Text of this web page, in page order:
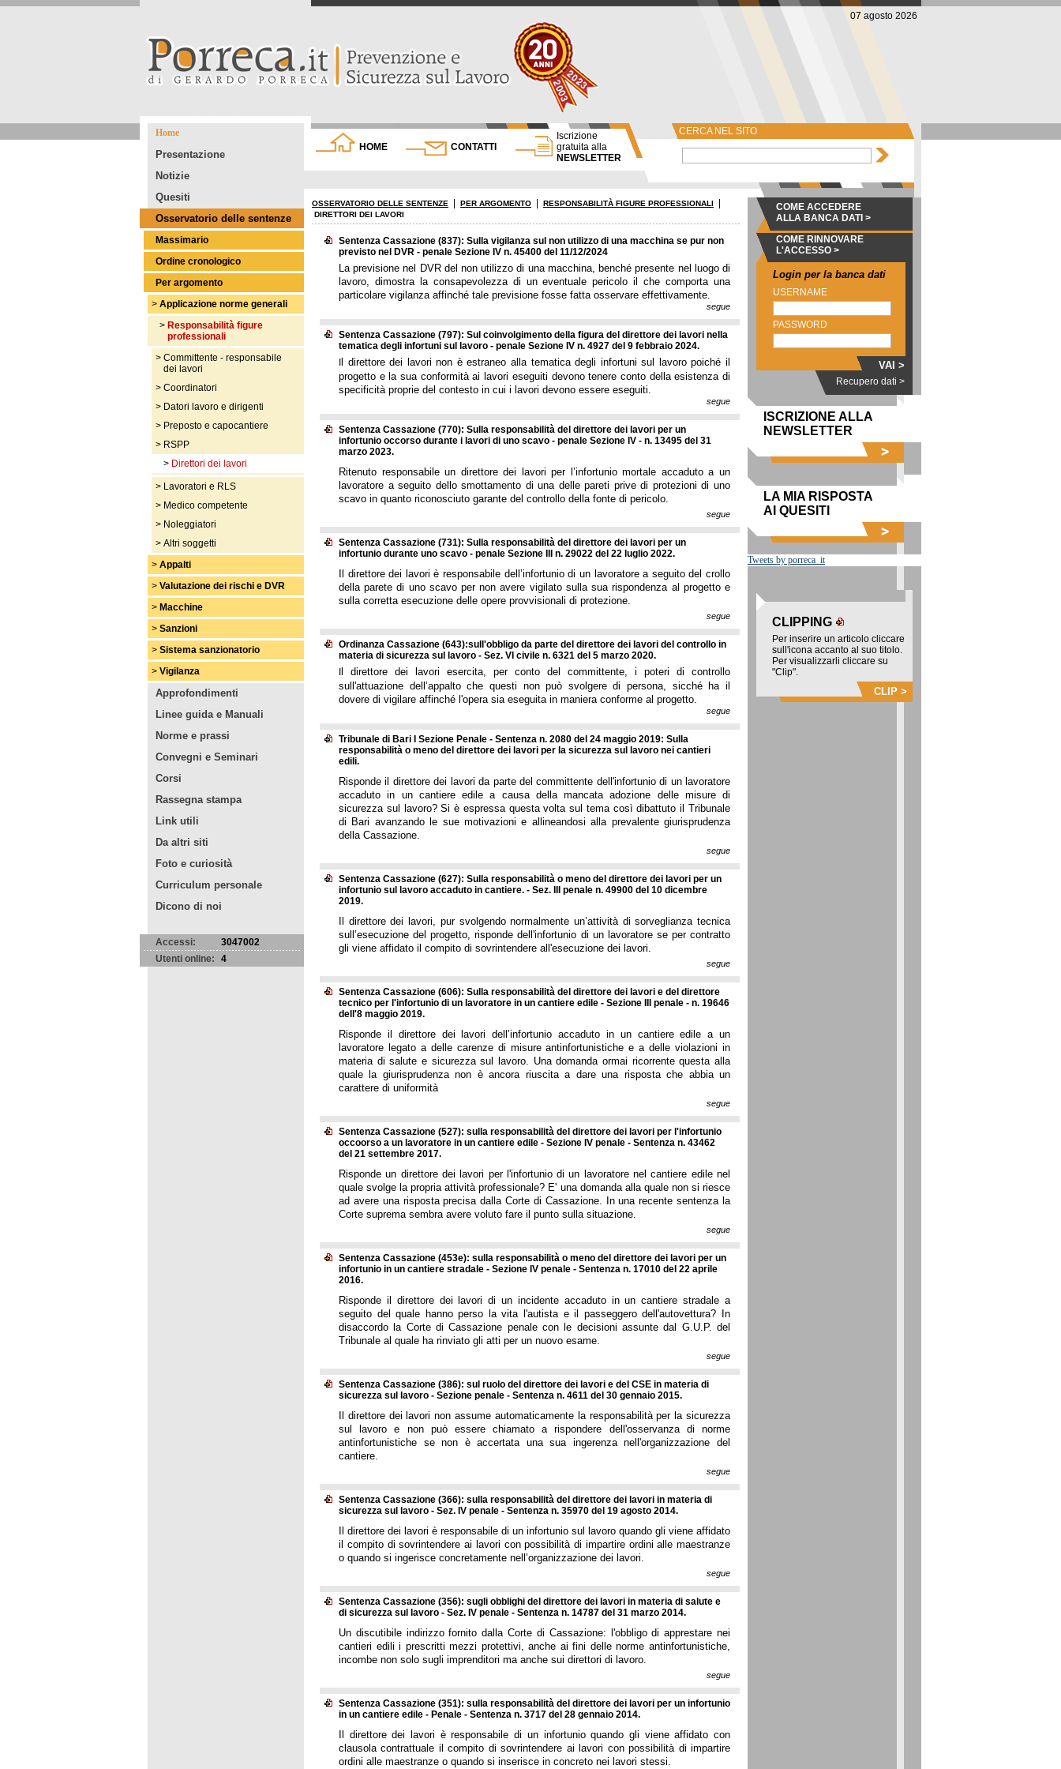
07 agosto 2026
Home
Presentazione
Notizie
Quesiti
Osservatorio delle sentenze
Massimario
Ordine cronologico
Per argomento
> Applicazione norme generali
> Responsabilità figure
professionali
> Committente - responsabile
dei lavori
> Coordinatori
> Datori lavoro e dirigenti
> Preposto e capocantiere
> RSPP
> Direttori dei lavori
> Lavoratori e RLS
> Medico competente
> Noleggiatori
> Altri soggetti
> Appalti
> Valutazione dei rischi e DVR
> Macchine
> Sanzioni
> Sistema sanzionatorio
> Vigilanza
Approfondimenti
Linee guida e Manuali
Norme e prassi
Convegni e Seminari
Corsi
Rassegna stampa
Link utili
Da altri siti
Foto e curiosità
Curriculum personale
Dicono di noi
Accessi:
3047002
Utenti online:
4
HOME CONTATTI
Iscrizione
gratuita alla
NEWSLETTER
CERCA NEL SITO
OSSERVATORIO DELLE SENTENZE PER ARGOMENTO RESPONSABILITÀ FIGURE PROFESSIONALI
DIRETTORI DEI LAVORI
Sentenza Cassazione (837): Sulla vigilanza sul non utilizzo di una macchina se pur non
previsto nel DVR - penale Sezione IV n. 45400 del 11/12/2024
La previsione nel DVR del non utilizzo di una macchina, benché presente nel luogo di
lavoro, dimostra la consapevolezza di un eventuale pericolo il che comporta una
particolare vigilanza affinché tale previsione fosse fatta osservare effettivamente.
segue
Sentenza Cassazione (797): Sul coinvolgimento della figura del direttore dei lavori nella
tematica degli infortuni sul lavoro - penale Sezione IV n. 4927 del 9 febbraio 2024.
l direttore dei lavori non è estraneo alla tematica degli infortuni sul lavoro poiché il
progetto e la sua conformità ai lavori eseguiti devono tenere conto della esistenza di
specificità proprie del contesto in cui i lavori devono essere eseguiti.
segue
Sentenza Cassazione (770): Sulla responsabilità del direttore dei lavori per un
infortunio occorso durante i lavori di uno scavo - penale Sezione IV - n. 13495 del 31
marzo 2023.
Ritenuto responsabile un direttore dei lavori per l’infortunio mortale accaduto a un
lavoratore a seguito dello smottamento di una delle pareti prive di protezioni di uno
scavo in quanto riconosciuto garante del controllo della fonte di pericolo.
segue
Sentenza Cassazione (731): Sulla responsabilità del direttore dei lavori per un
infortunio durante uno scavo - penale Sezione III n. 29022 del 22 luglio 2022.
Il direttore dei lavori è responsabile dell’infortunio di un lavoratore a seguito del crollo
della parete di uno scavo per non avere vigilato sulla sua rispondenza al progetto e
sulla corretta esecuzione delle opere provvisionali di protezione.
segue
Ordinanza Cassazione (643):sull'obbligo da parte del direttore dei lavori del controllo in
materia di sicurezza sul lavoro - Sez. VI civile n. 6321 del 5 marzo 2020.
l direttore dei lavori esercita, per conto del committente, i poteri di controllo
sull'attuazione dell’appalto che questi non può svolgere di persona, sicché ha il
dovere di vigilare affinché l'opera sia eseguita in maniera conforme al progetto.
segue
Tribunale di Bari I Sezione Penale - Sentenza n. 2080 del 24 maggio 2019: Sulla
responsabilità o meno del direttore dei lavori per la sicurezza sul lavoro nei cantieri
edili.
Risponde il direttore dei lavori da parte del committente dell'infortunio di un lavoratore
accaduto in un cantiere edile a causa della mancata adozione delle misure di
sicurezza sul lavoro? Si è espressa questa volta sul tema così dibattuto il Tribunale
di Bari avanzando le sue motivazioni e allineandosi alla prevalente giurisprudenza
della Cassazione.
segue
Sentenza Cassazione (627): Sulla responsabilità o meno del direttore dei lavori per un
infortunio sul lavoro accaduto in cantiere. - Sez. III penale n. 49900 del 10 dicembre
2019.
Il direttore dei lavori, pur svolgendo normalmente un’attività di sorveglianza tecnica
sull’esecuzione del progetto, risponde dell'infortunio di un lavoratore se per contratto
gli viene affidato il compito di sovrintendere all'esecuzione dei lavori.
segue
Sentenza Cassazione (606): Sulla responsabilità del direttore dei lavori e del direttore
tecnico per l'infortunio di un lavoratore in un cantiere edile - Sezione III penale - n. 19646
dell'8 maggio 2019.
Risponde il direttore dei lavori dell’infortunio accaduto in un cantiere edile a un
lavoratore legato a delle carenze di misure antinfortunistiche e a delle violazioni in
materia di salute e sicurezza sul lavoro. Una domanda ormai ricorrente questa alla
quale la giurisprudenza non è ancora riuscita a dare una risposta che abbia un
carattere di uniformità
segue
Sentenza Cassazione (527): sulla responsabilità del direttore dei lavori per l'infortunio
occoorso a un lavoratore in un cantiere edile - Sezione IV penale - Sentenza n. 43462
del 21 settembre 2017.
Risponde un direttore dei lavori per l'infortunio di un lavoratore nel cantiere edile nel
quale svolge la propria attività professionale? E' una domanda alla quale non si riesce
ad avere una risposta precisa dalla Corte di Cassazione. In una recente sentenza la
Corte suprema sembra avere voluto fare il punto sulla situazione.
segue
Sentenza Cassazione (453e): sulla responsabilità o meno del direttore dei lavori per un
infortunio in un cantiere stradale - Sezione IV penale - Sentenza n. 17010 del 22 aprile
2016.
Risponde il direttore dei lavori di un incidente accaduto in un cantiere stradale a
seguito del quale hanno perso la vita l'autista e il passeggero dell'autovettura? In
disaccordo la Corte di Cassazione penale con le decisioni assunte dal G.U.P. del
Tribunale al quale ha rinviato gli atti per un nuovo esame.
segue
Sentenza Cassazione (386): sul ruolo del direttore dei lavori e del CSE in materia di
sicurezza sul lavoro - Sezione penale - Sentenza n. 4611 del 30 gennaio 2015.
Il direttore dei lavori non assume automaticamente la responsabilità per la sicurezza
sul lavoro e non può essere chiamato a rispondere dell'osservanza di norme
antinfortunistiche se non è accertata una sua ingerenza nell'organizzazione del
cantiere.
segue
Sentenza Cassazione (366): sulla responsabilità del direttore dei lavori in materia di
sicurezza sul lavoro - Sez. IV penale - Sentenza n. 35970 del 19 agosto 2014.
Il direttore dei lavori è responsabile di un infortunio sul lavoro quando gli viene affidato
il compito di sovrintendere ai lavori con possibilità di impartire ordini alle maestranze
o quando si ingerisce concretamente nell’organizzazione dei lavori.
segue
Sentenza Cassazione (356): sugli obblighi del direttore dei lavori in materia di salute e
di sicurezza sul lavoro - Sez. IV penale - Sentenza n. 14787 del 31 marzo 2014.
Un discutibile indirizzo fornito dalla Corte di Cassazione: l'obbligo di apprestare nei
cantieri edili i prescritti mezzi protettivi, anche ai fini delle norme antinfortunistiche,
incombe non solo sugli imprenditori ma anche sui direttori di lavoro.
segue
Sentenza Cassazione (351): sulla responsabilità del direttore dei lavori per un infortunio
in un cantiere edile - Penale - Sentenza n. 3717 del 28 gennaio 2014.
Il direttore dei lavori è responsabile di un infortunio quando gli viene affidato con
clausola contrattuale il compito di sovrintendere ai lavori con possibilità di impartire
ordini alle maestranze o quando si inserisce in concreto nei lavori stessi.
COME ACCEDERE
ALLA BANCA DATI >
COME RINNOVARE
L'ACCESSO >
Login per la banca dati
USERNAME
PASSWORD
VAI >
Recupero dati >
ISCRIZIONE ALLA
NEWSLETTER
LA MIA RISPOSTA
AI QUESITI
Tweets by porreca_it
CLIPPING
Per inserire un articolo cliccare
sull'icona accanto al suo titolo.
Per visualizzarli cliccare su
"Clip".
CLIP >